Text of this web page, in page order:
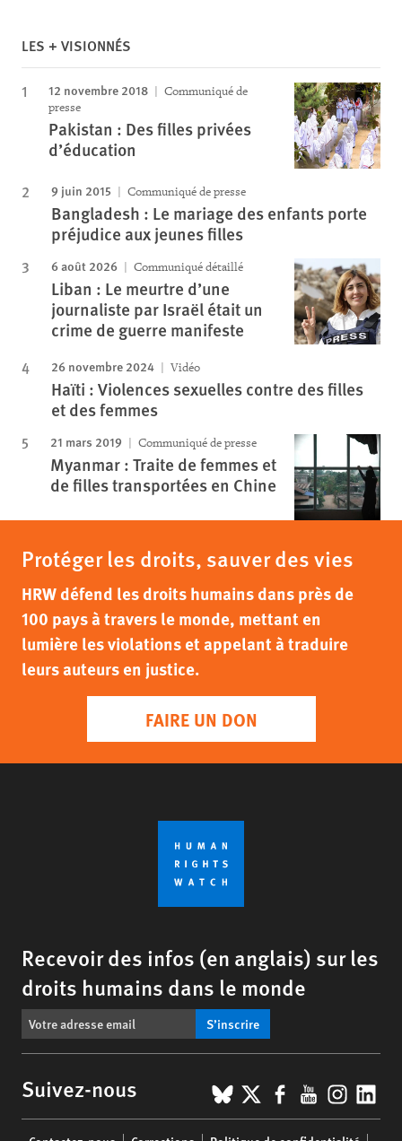
LES + VISIONNÉS
12 novembre 2018
Communiqué de
presse
Pakistan : Des filles privées
d’éducation
9 juin 2015 Communiqué de presse
Bangladesh : Le mariage des enfants porte
préjudice aux jeunes filles
6 août 2026 Communiqué détaillé
Liban : Le meurtre d’une
journaliste par Israël était un
crime de guerre manifeste
26 novembre 2024 Vidéo
Haïti : Violences sexuelles contre des filles
et des femmes
21 mars 2019 Communiqué de presse
Myanmar : Traite de femmes et
de filles transportées en Chine
Protéger les droits, sauver des vies
HRW défend les droits humains dans près de
100 pays à travers le monde, mettant en
lumière les violations et appelant à traduire
leurs auteurs en justice.
FAIRE UN DON
Recevoir des infos (en anglais) sur les
droits humains dans le monde
S’inscrire
Suivez-nous BlueSky
X Facebook
YouTube